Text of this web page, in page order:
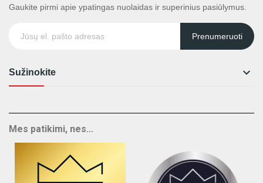
Gaukite pirmi apie ypatingas nuolaidas ir superinius pasiūlymus.
Prenumeruoti
Sužinokite 
Mes patikimi, nes...